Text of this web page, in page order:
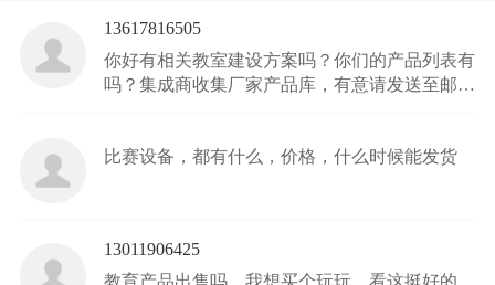
13617816505
你好有相关教室建设方案吗？你们的产品列表有
吗？集成商收集厂家产品库，有意请发送至邮箱
比赛设备，都有什么，价格，什么时候能发货
13011906425